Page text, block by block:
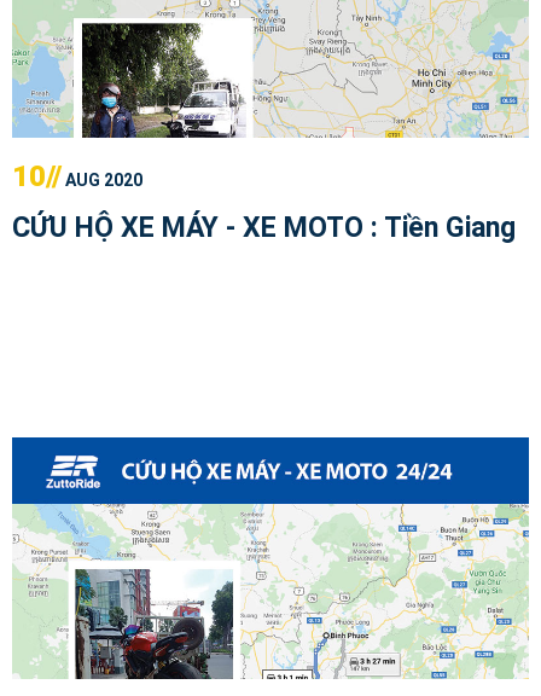
10//AUG 2020
CỨU HỘ XE MÁY - XE MOTO : Tiền Giang